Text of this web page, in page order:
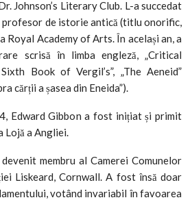
Johnson’s Literary Club. L-a succedat
profesor de istorie antică (titlu onorific,
Royal Academy of Arts. În același an, a
scrisă în limba engleză, „Critical
Book of Vergil’s”, „The Aeneid”
cărții a șasea din Eneida”).
Edward Gibbon a fost inițiat și primit
Lojă a Angliei.
membru al Camerei Comunelor
Liskeard, Cornwall. A fost însă doar
votând invariabil în favoarea